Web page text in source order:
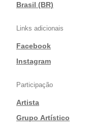
Brasil (BR)
Links adicionais
Facebook
|Instagram
Participação
Artista
|Grupo Artístico